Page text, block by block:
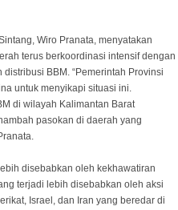
Wiro Pranata, menyatakan
terus berkoordinasi intensif dengan
BBM. “Pemerintah Provinsi
untuk menyikapi situasi ini.
di wilayah Kalimantan Barat
pasokan di daerah yang
disebabkan oleh kekhawatiran
terjadi lebih disebabkan oleh aksi
Israel, dan Iran yang beredar di